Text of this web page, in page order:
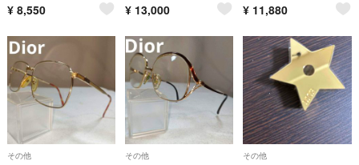
¥ 8,550 ¥ 13,000 ¥ 11,880
その他 その他 その他